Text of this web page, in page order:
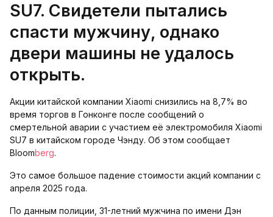
SU7. Свидетели пытались
спасти мужчину, однако
двери машины не удалось
открыть.
Акции китайской компании Xiaomi снизились на 8,7% во
время торгов в Гонконге после сообщений о
смертельной аварии с участием её электромобиля Xiaomi
SU7 в китайском городе Чэнду. Об этом сообщает
Bloomberg.
Это самое большое падение стоимости акций компании с
апреля 2025 года.
По данным полиции, 31-летний мужчина по имени Дэн